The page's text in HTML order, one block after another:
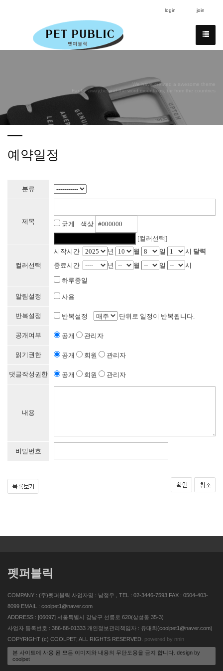
login join
We have created a awesome theme
Far far away,behind the word mountains, far from the countries
예약일정
분류
제목
굵게 색상
[컬러선택]
컬러선택
시작시간 년 월 일 시 달력
종료시간
년 월 일
시
하루종일
알림설정 사용
반복설정 반복설정 단위로 일정이 반복됩니다.
공개여부 공개 관리자
읽기권한 공개 회원 관리자
댓글작성권한 공개 회원 관리자
내용
비밀번호
펫퍼블릭
COMPANY : (주)펫퍼블릭 사업자명 : 남정우 , TEL : 02-3446-7593 FAX : 0504-403-
8099 EMAIL : coolpet1@naver.com
ADDRESS : [06097] 서울특별시 강남구 선릉로 620(삼성동 35-3)
사업자 등록번호 : 386-88-01333 개인정보관리책임자 : 유대희(coolpet1@naver.com)
COPYRIGHT (c) COOLPET, ALL RIGHTS RESERVED. powered by nnin
본 사이트에 사용 된 모든 이미지와 내용의 무단도용을 금지 합니다. design by
coolpet